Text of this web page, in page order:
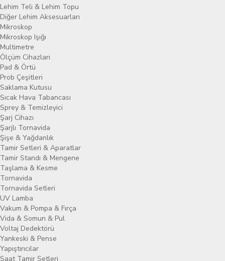
Lehim Teli & Lehim Topu
Diğer Lehim Aksesuarları
Mikroskop
Mikroskop Işığı
Multimetre
Ölçüm Cihazları
Pad & Örtü
Prob Çeşitleri
Saklama Kutusu
Sıcak Hava Tabancası
Sprey & Temizleyici
Şarj Cihazı
Şarjlı Tornavida
Şişe & Yağdanlık
Tamir Setleri & Aparatlar
Tamir Standı & Mengene
Taşlama & Kesme
Tornavida
Tornavida Setleri
UV Lamba
Vakum & Pompa & Fırça
Vida & Somun & Pul
Voltaj Dedektörü
Yankeski & Pense
Yapıştırıcılar
Saat Tamir Setleri